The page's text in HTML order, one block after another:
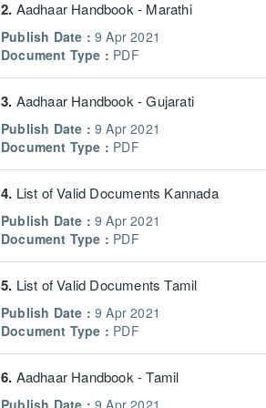
2. Aadhaar Handbook - Marathi
Publish Date : 9 Apr 2021
Document Type : PDF
3. Aadhaar Handbook - Gujarati
Publish Date : 9 Apr 2021
Document Type : PDF
4. List of Valid Documents Kannada
Publish Date : 9 Apr 2021
Document Type : PDF
5. List of Valid Documents Tamil
Publish Date : 9 Apr 2021
Document Type : PDF
6. Aadhaar Handbook - Tamil
Publish Date : 9 Apr 2021